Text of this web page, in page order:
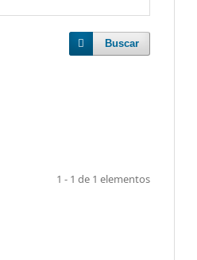
Buscar
1 - 1 de 1 elementos